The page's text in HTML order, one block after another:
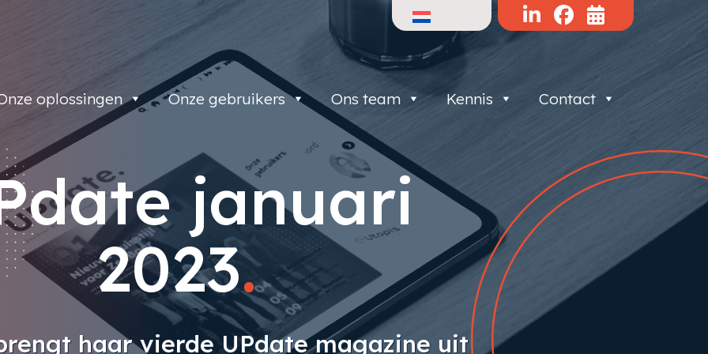
oplossingen Onze gebruikers Ons team Kennis Contact
januari
2023.
haar vierde UPdate magazine uit